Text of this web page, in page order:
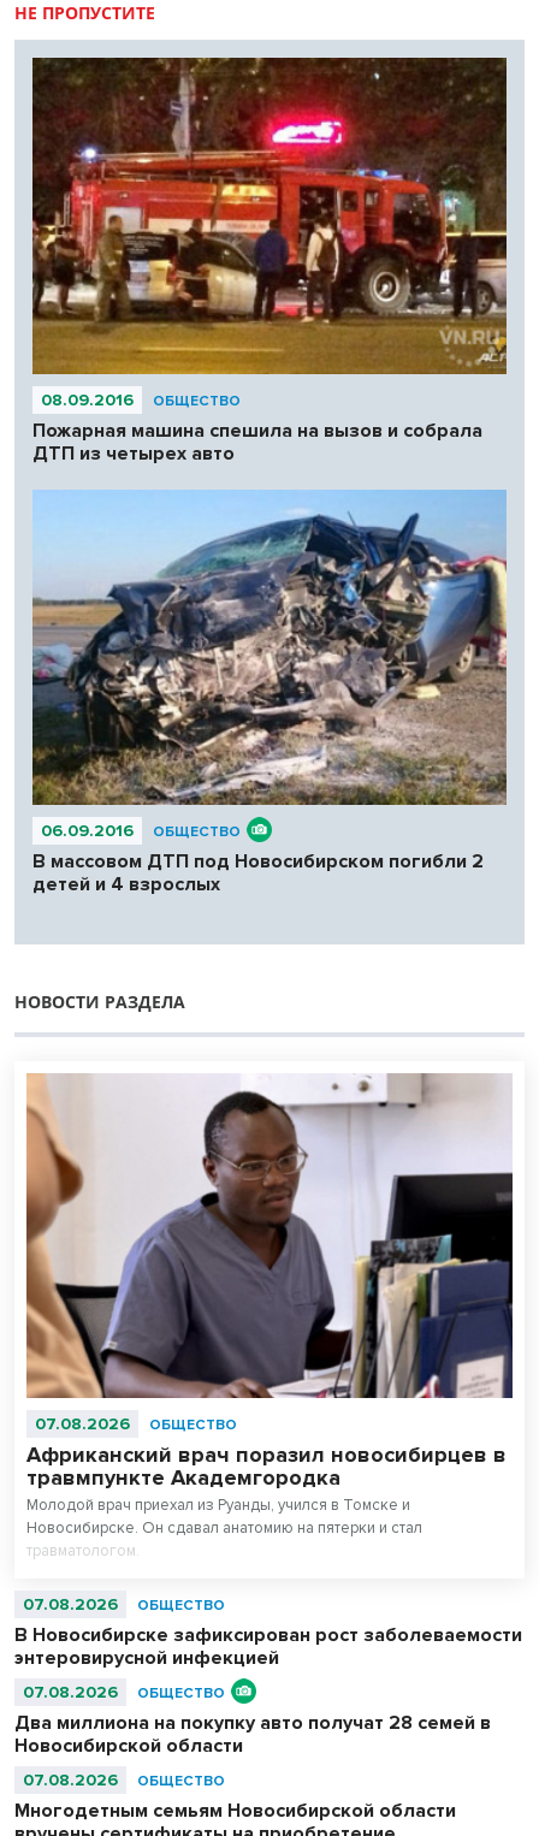
НЕ ПРОПУСТИТЕ
08.09.2016 ОБЩЕСТВО
Пожарная машина спешила на вызов и собрала
ДТП из четырех авто
06.09.2016 ОБЩЕСТВО
В массовом ДТП под Новосибирском погибли 2
детей и 4 взрослых
НОВОСТИ РАЗДЕЛА
07.08.2026 ОБЩЕСТВО
Африканский врач поразил новосибирцев в
травмпункте Академгородка
Молодой врач приехал из Руанды, учился в Томске и
Новосибирске. Он сдавал анатомию на пятерки и стал
травматологом.
07.08.2026 ОБЩЕСТВО
В Новосибирске зафиксирован рост заболеваемости
энтеровирусной инфекцией
07.08.2026 ОБЩЕСТВО
Два миллиона на покупку авто получат 28 семей в
Новосибирской области
07.08.2026 ОБЩЕСТВО
Многодетным семьям Новосибирской области